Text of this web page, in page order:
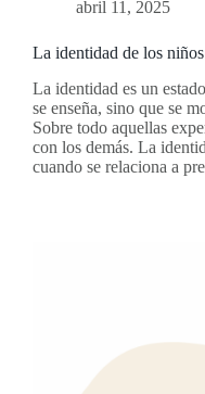
abril 11, 2025
La identidad de los niños
La identidad es un
se enseña, sino que se
Sobre todo aquellas
con los demás. La
cuando se relaciona a